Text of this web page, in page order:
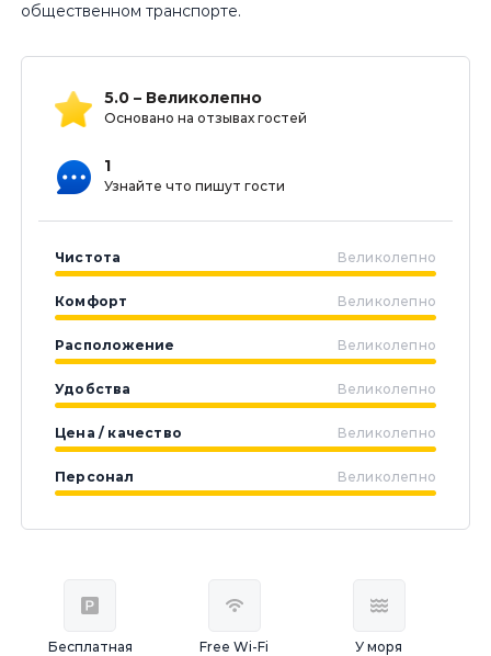
общественном транспорте.
5.0 – Великолепно
Основано на отзывах гостей
1
Узнайте что пишут гости
Чистота Великолепно
Комфорт Великолепно
Расположение Великолепно
Удобства Великолепно
Цена / качество Великолепно
Персонал Великолепно
Бесплатная
Free Wi-Fi У моря